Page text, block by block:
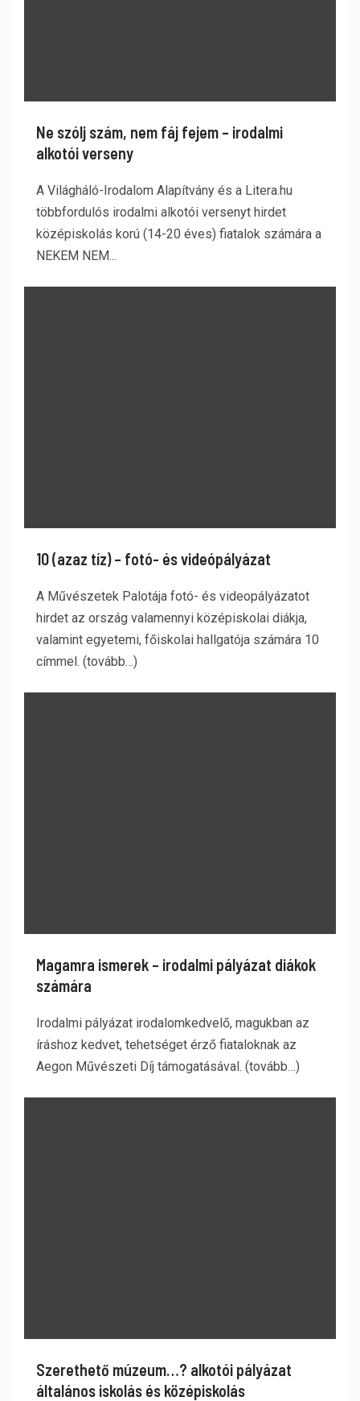
Ne szólj szám, nem fáj fejem – irodalmi
alkotói verseny
A Világháló-Irodalom Alapítvány és a Litera.hu
többfordulós irodalmi alkotói versenyt hirdet
középiskolás korú (14-20 éves) fiatalok számára a
NEKEM NEM...
10 (azaz tíz) – fotó- és videópályázat
A Művészetek Palotája fotó- és videopályázatot
hirdet az ország valamennyi középiskolai diákja,
valamint egyetemi, főiskolai hallgatója számára 10
címmel. (tovább…)
Magamra ismerek – irodalmi pályázat diákok
számára
Irodalmi pályázat irodalomkedvelő, magukban az
íráshoz kedvet, tehetséget érző fiataloknak az
Aegon Művészeti Díj támogatásával. (tovább…)
Szerethető múzeum…? alkotói pályázat
általános iskolás és középiskolás